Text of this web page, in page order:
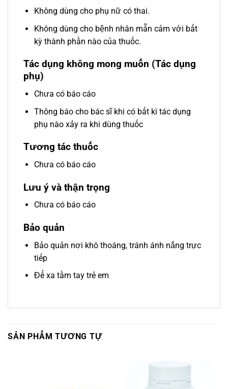
Không dùng cho phụ nữ có thai.
Không dùng cho bệnh nhân mẫn cảm với bất
kỳ thành phần nào của thuốc.
Tác dụng không mong muốn (Tác dụng
phụ)
Chưa có báo cáo
Thông báo cho bác sĩ khi có bất kì tác dụng
phụ nào xảy ra khi dùng thuốc
Tương tác thuốc
Chưa có báo cáo
Lưu ý và thận trọng
Chưa có báo cáo
Bảo quản
Bảo quản nơi khô thoáng, tránh ánh nắng trực
tiếp
Để xa tầm tay trẻ em
SẢN PHẨM TƯƠNG TỰ